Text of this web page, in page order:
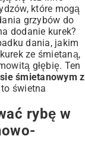
, które mogą
grzybów do
dodanie kurek?
dania, jakim
ze śmietaną,
głębię. Ten
śmietanowym z
świetna
rybę w